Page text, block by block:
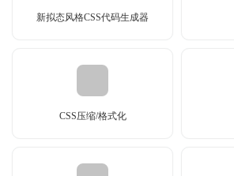
新拟态风格CSS代码生成器
CSS压缩/格式化